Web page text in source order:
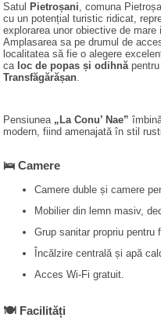
Satul Pietroșani, comuna
cu un potențial turistic ridicat,
explorarea unor obiective de
Amplasarea sa pe drumul de
localitatea să fie o alegere
ca loc de popas și odihnăpentru
Transfăgărășan.
Pensiunea „La Conu’ Nae”
modern, fiind amenajată în stil
🛌 Camere
Camere duble și camere
Mobilier din lemn masiv,
Grup sanitar propriu pentru
Încălzire centrală și apă
Acces Wi-Fi gratuit.
🍽️ Facilități